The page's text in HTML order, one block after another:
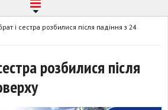
і сестра розбилися після падіння з 24
розбилися після